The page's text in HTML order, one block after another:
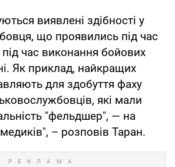
виявлені здібності у
що проявились під час
під час виконання бойових
Як приклад, найкращих
для здобуття фаху
які мали
"фельдшер", — на
– розповів Таран.